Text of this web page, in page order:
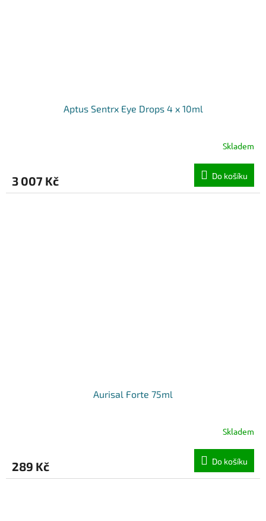
Aptus Sentrx Eye Drops 4 x 10ml
Skladem
3 007 Kč Do košíku
Aurisal Forte 75ml
Skladem
289 Kč Do košíku